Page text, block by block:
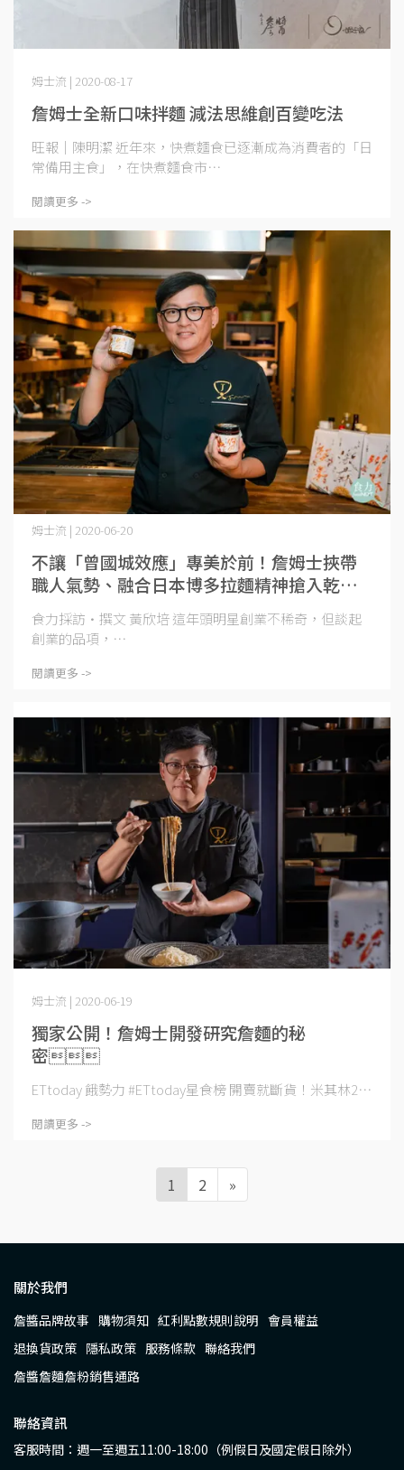
詹姆士全新口味拌麵 減法思維創百變吃法
姆士流 | 2020-08-17
旺報｜陳明潔 近年來，快煮麵食已逐漸成為消費者的「日
常備用主食」，在快煮麵食市⋯
閱讀更多 ->
不讓「曾國城效應」專美於前！詹姆士挾帶
職人氣勢、融合日本博多拉麵精神搶入乾拌
麵戰場！
姆士流 | 2020-06-20
食力採訪·撰文 黃欣培 這年頭明星創業不稀奇，但談起
創業的品項，⋯
閱讀更多 ->
獨家公開！詹姆士開發研究詹麵的秘
密
姆士流 | 2020-06-19
ETtoday 餓勢力 #ETtoday星食榜 開賣就斷貨！米其林2⋯
閱讀更多 ->
1 2 »
關於我們
詹醬品牌故事 購物須知 紅利點數規則說明 會員權益
退換貨政策 隱私政策 服務條款 聯絡我們
詹醬詹麵詹粉銷售通路
聯絡資訊
客服時間：週一至週五11:00-18:00（例假日及國定假日除外）